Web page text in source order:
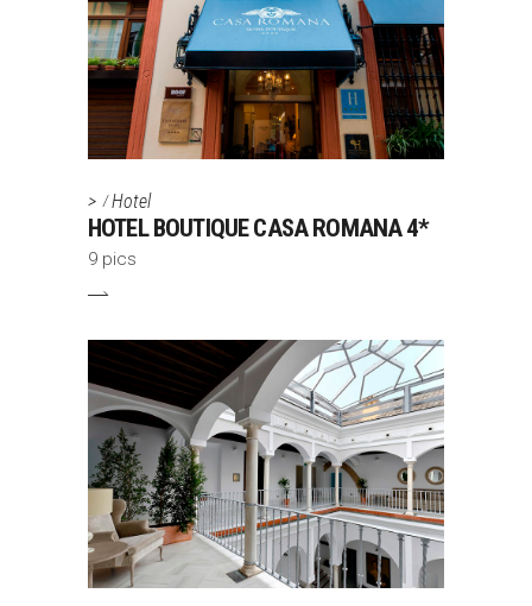
> Hotel
HOTEL BOUTIQUE CASA ROMANA 4*
9 pics